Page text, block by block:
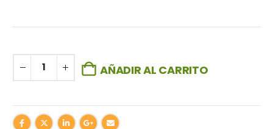
AÑADIR AL CARRITO